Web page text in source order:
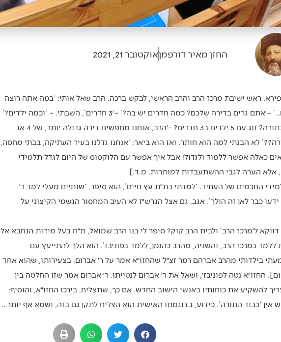
החזן מאיר דורפמןאוקטובר 21, 2021
ראש ישיבת מרכז הרב והרב הראשי, לבקש ברכה. הרב שאל אותי: ‘במה אתה רוצה
שאברכו?’ השבתי: ‘שיגדל בתורה, ביראת שמים…’ –׳אתם גרים בדירה שלכם? כמה חדרים יש בה?’ –׳3 חדרים’, השבתי. – ‘וכמה ילדים?’
– ‘5, כ״י’. -׳ובתנאים כאלה, אתה רוצה שיגדלו בתורה? זוג עם 5 ילדים ב3 חדרים? -׳הרב, אנחנו מחפשים דירה גדולה יותר, של 4 או
בתורה??’ לא הבנתי למה הוא חותר. ואז הוא ביאר: ‘אנחנו גדלנו בעיר העתיקה, בבתי מחסה,
כאלה אפשר ללמוד ולגדול! אבל איך אפשר עם הלוקסוס של היום לגדל תלמידי
אלא הערה לגבי ההשתעבדות למותרות. מ.ד.]
החכמים של העתיד. ‘למדתי בת״ת עץ חיים’, הוא סיפר, ‘שנתיים מעלי למד ר׳
כבר לאן זה הולך’. אגב, גם אצל הגרש״ז לא העיב המחסור הגשמי הקיצוני על
דווקא ל׳מרכז הרב’ ולבית הרב קוק? סיפר לי בנו הרב שמואל, ת״ח בעל מידות הנחבא אל
במרכז הרב, והשניה, מהרב כהנמן, ללמד בפוניבז’. הוא הלך להתייעץ עם
בילדותי מהרב אברהם רמר זצ״ל שהחזו״א אמר על ר׳ אברום, בצעירותו, שהוא אחד
החזו״א נטה לפוניבז׳, ושאל את ר׳ אברום לנטייתו. ר׳ אברום אמר שזו החלטה בין
להשקיע את כוחותיו באנשי הישוב החדש. אם כך, שתצליח, בירכו החזו״א, והוסיף:
‘כבוד התורה’. כידוע, בדוגמתו האישית הוא הצליח לתקן גם בזה, ושמא אף יותר…